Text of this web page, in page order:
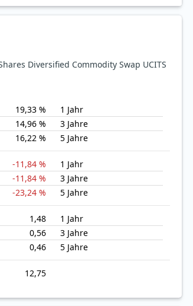
Diversified Commodity Swap UCITS
19,33 %
1 Jahr
14,96 %
3 Jahre
16,22 %
5 Jahre
-11,84 %
1 Jahr
-11,84 %
3 Jahre
-23,24 %
5 Jahre
1,48
1 Jahr
0,56
3 Jahre
0,46
5 Jahre
12,75